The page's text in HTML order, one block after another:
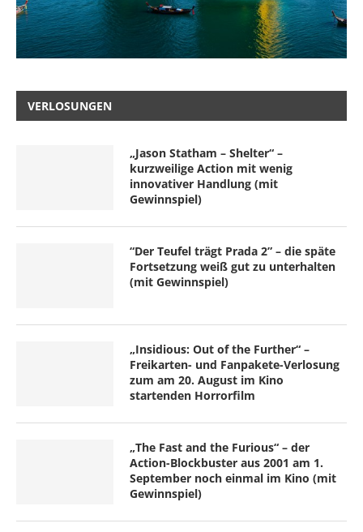
VERLOSUNGEN
„Jason Statham – Shelter“ –
kurzweilige Action mit wenig
innovativer Handlung (mit
Gewinnspiel)
“Der Teufel trägt Prada 2” – die späte
Fortsetzung weiß gut zu unterhalten
(mit Gewinnspiel)
„Insidious: Out of the Further“ –
Freikarten- und Fanpakete-Verlosung
zum am 20. August im Kino
startenden Horrorfilm
„The Fast and the Furious“ – der
Action-Blockbuster aus 2001 am 1.
September noch einmal im Kino (mit
Gewinnspiel)